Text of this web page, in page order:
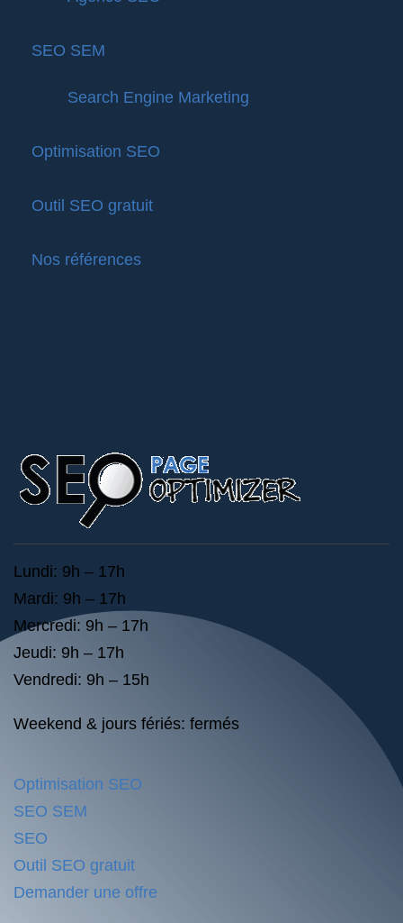
SEO SEM
Search Engine Marketing
Optimisation SEO
Outil SEO gratuit
Nos références
Lundi: 9h – 17h
Mardi: 9h – 17h
Mercredi: 9h – 17h
Jeudi: 9h – 17h
Vendredi: 9h – 15h
Weekend & jours fériés: fermés
Optimisation SEO
SEO SEM
SEO
Outil SEO gratuit
Demander une offre